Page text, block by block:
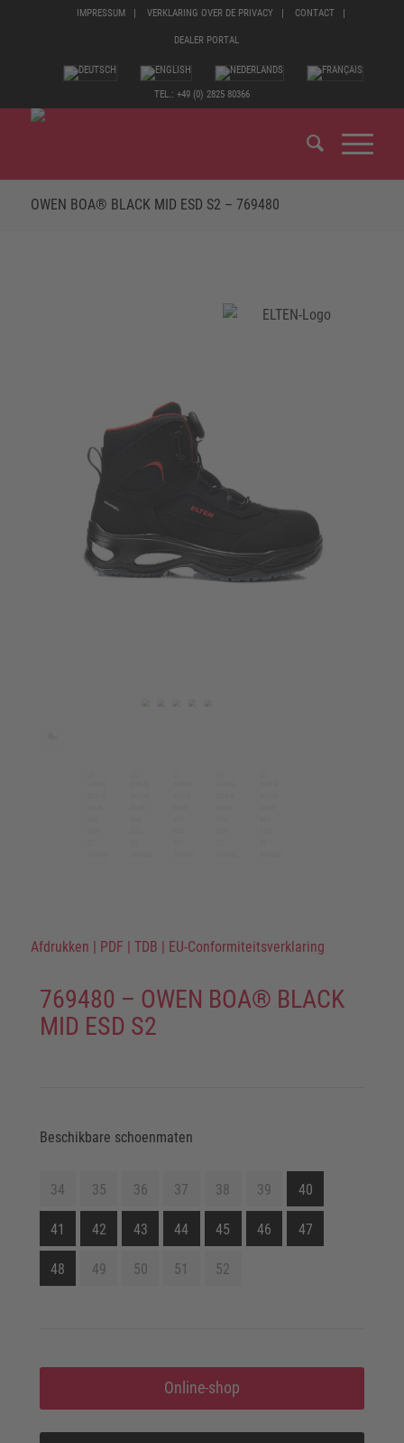
IMPRESSUM VERKLARING OVER DE PRIVACY CONTACT
DEALER PORTAL
TEL.: +49 (0) 2825 80366
OWEN BOA® BLACK MID ESD S2 – 769480
Afdrukken | PDF | TDB | EU-Conformiteitsverklaring
769480 – OWEN BOA® BLACK
MID ESD S2
Beschikbare schoenmaten
34 35 36 37 38 39 40
41 42 43 44 45 46 47
48 49 50 51 52
Online-shop